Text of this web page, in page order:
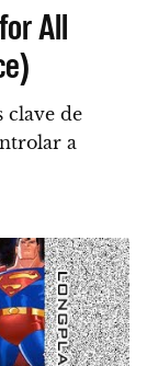
All
clave de
a